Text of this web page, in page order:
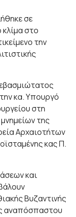
σε
κλίμα στο
την
κα. Υπουργό
στη
της
Αρχαιοτήτων
κας Π.
και
Βυζαντινής
αναπόσπαστου